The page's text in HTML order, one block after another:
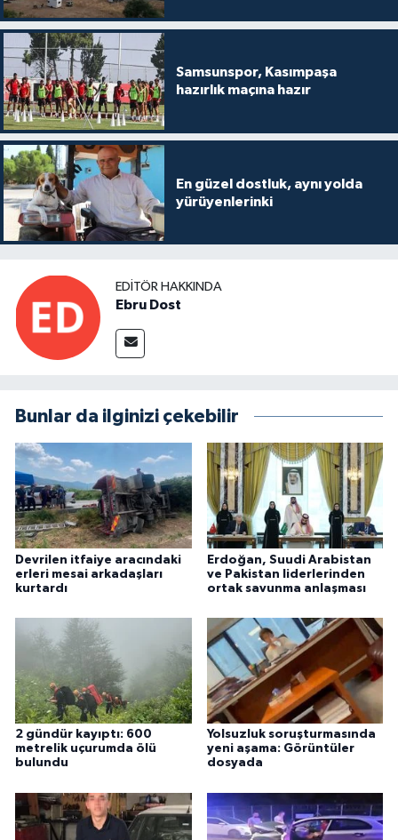
Samsunspor, Kasımpaşa
hazırlık maçına hazır
En güzel dostluk, aynı yolda
yürüyenlerinki
EDITÖR HAKKINDA
Ebru Dost
Bunlar da ilginizi çekebilir
Devrilen itfaiye aracındaki
erleri mesai arkadaşları
kurtardı
Erdoğan, Suudi Arabistan
ve Pakistan liderlerinden
ortak savunma anlaşması
2 gündür kayıptı: 600
metrelik uçurumda ölü
bulundu
Yolsuzluk soruşturmasında
yeni aşama: Görüntüler
dosyada